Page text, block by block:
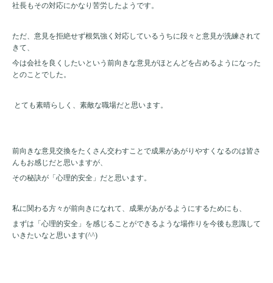
社長もその対応にかなり苦労したようです。
ただ、意見を拒絶せず根気強く対応しているうちに段々と意見が洗練されて
きて、
今は会社を良くしたいという前向きな意見がほとんどを占めるようになった
とのことでした。
とても素晴らしく、素敵な職場だと思います。
前向きな意見交換をたくさん交わすことで成果があがりやすくなるのは皆さ
んもお感じだと思いますが、
その秘訣が「心理的安全」だと思います。
私に関わる方々が前向きになれて、成果があがるようにするためにも、
まずは「心理的安全」を感じることができるような場作りを今後も意識して
いきたいなと思います(^^)